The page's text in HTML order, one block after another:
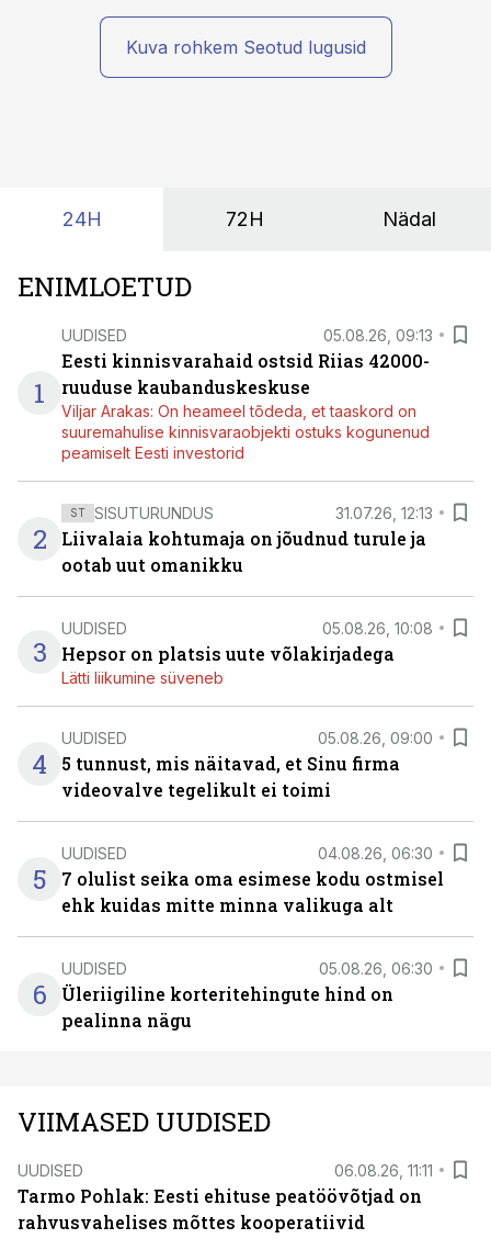
kas ettevõtte andmed on üldse sellisel kujul olemas, et
tehisintellekt neist midagi mõistlikku välja lugeda
Kuva rohkem Seotud lugusid
24H 72H Nädal
ENIMLOETUD
1
UUDISED 05.08.26, 09:13
Eesti kinnisvarahaid ostsid Riias 42000-
ruuduse kaubanduskeskuse
Viljar Arakas: On heameel tõdeda, et taaskord on
suuremahulise kinnisvaraobjekti ostuks kogunenud
peamiselt Eesti investorid
2
ST SISUTURUNDUS 31.07.26, 12:13
Liivalaia kohtumaja on jõudnud turule ja
ootab uut omanikku
3
UUDISED 05.08.26, 10:08
Hepsor on platsis uute võlakirjadega
Lätti liikumine süveneb
4
UUDISED 05.08.26, 09:00
5 tunnust, mis näitavad, et Sinu firma
videovalve tegelikult ei toimi
5
UUDISED 04.08.26, 06:30
7 olulist seika oma esimese kodu ostmisel
ehk kuidas mitte minna valikuga alt
6
UUDISED 05.08.26, 06:30
Üleriigiline korteritehingute hind on
pealinna nägu
VIIMASED UUDISED
UUDISED 06.08.26, 11:11
Tarmo Pohlak: Eesti ehituse peatöövõtjad on
rahvusvahelises mõttes kooperatiivid